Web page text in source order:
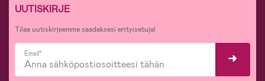
UUTISKIRJE
Tilaa uutiskirjeemme saadaksesi erityisetuja!
Email*